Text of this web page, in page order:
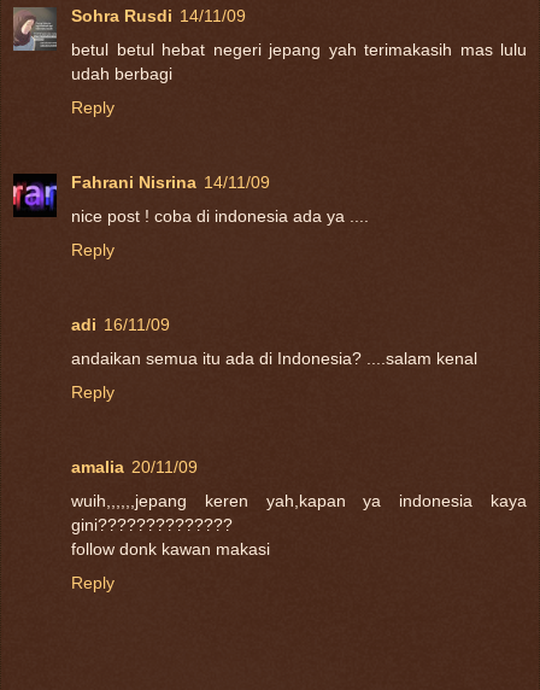
Sohra Rusdi 14/11/09
betul betul hebat negeri jepang yah terimakasih mas lulu
udah berbagi
Reply
Fahrani Nisrina 14/11/09
nice post ! coba di indonesia ada ya ....
Reply
adi 16/11/09
andaikan semua itu ada di Indonesia? ....salam kenal
Reply
amalia 20/11/09
wuih,,,,,,jepang keren yah,kapan ya indonesia kaya
gini??????????????
follow donk kawan makasi
Reply